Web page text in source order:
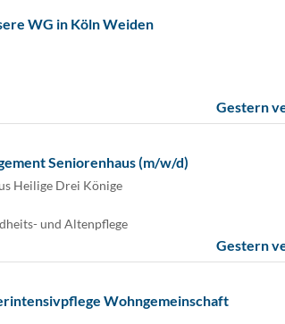
WG in Köln Weiden
Gestern
Seniorenhaus (m/w/d)
Heilige Drei Könige
und Altenpflege
Gestern
Wohngemeinschaft